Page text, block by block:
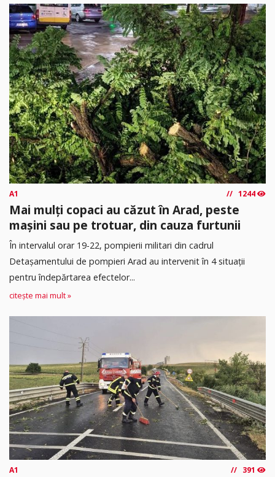
A1 1244
Mai mulți copaci au căzut în Arad, peste
mașini sau pe trotuar, din cauza furtunii
În intervalul orar 19-22, pompierii militari din cadrul
Detașamentului de pompieri Arad au intervenit în 4 situații
pentru îndepărtarea efectelor...
citește mai mult »
A1 391